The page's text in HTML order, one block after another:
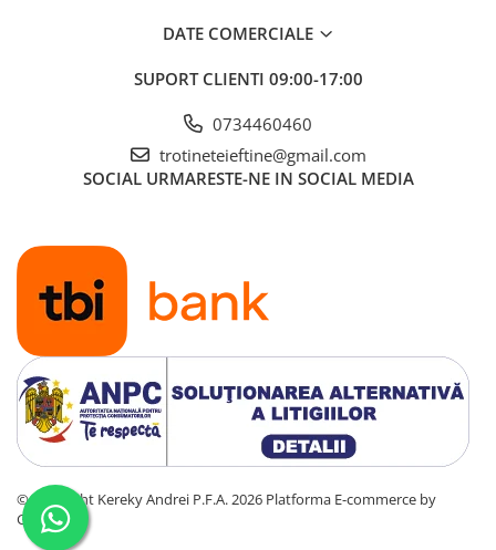
DATE COMERCIALE
SUPORT CLIENTI 09:00-17:00
0734460460
trotineteieftine@gmail.com
SOCIAL URMARESTE-NE IN SOCIAL MEDIA
©Copyright Kereky Andrei P.F.A. 2026 Platforma E-commerce by
Gomag